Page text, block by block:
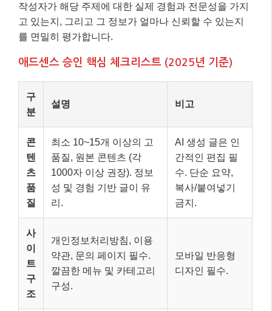
작성자가 해당 주제에 대한 실제 경험과 전문성을 가지
고 있는지, 그리고 그 정보가 얼마나 신뢰할 수 있는지
를 면밀히 평가합니다.
애드센스 승인 핵심 체크리스트 (2025년 기준)
구
분
설명 비고
콘
텐
츠
품
질
최소 10~15개 이상의 고
품질, 원본 콘텐츠 (각
1000자 이상 권장). 정보
성 및 경험 기반 글이 유
리.
AI 생성 글은 인
간적인 편집 필
수. 단순 요약,
복사/붙여넣기
금지.
사
이
트
구
조
개인정보처리방침, 이용
약관, 문의 페이지 필수.
깔끔한 메뉴 및 카테고리
구성.
모바일 반응형
디자인 필수.